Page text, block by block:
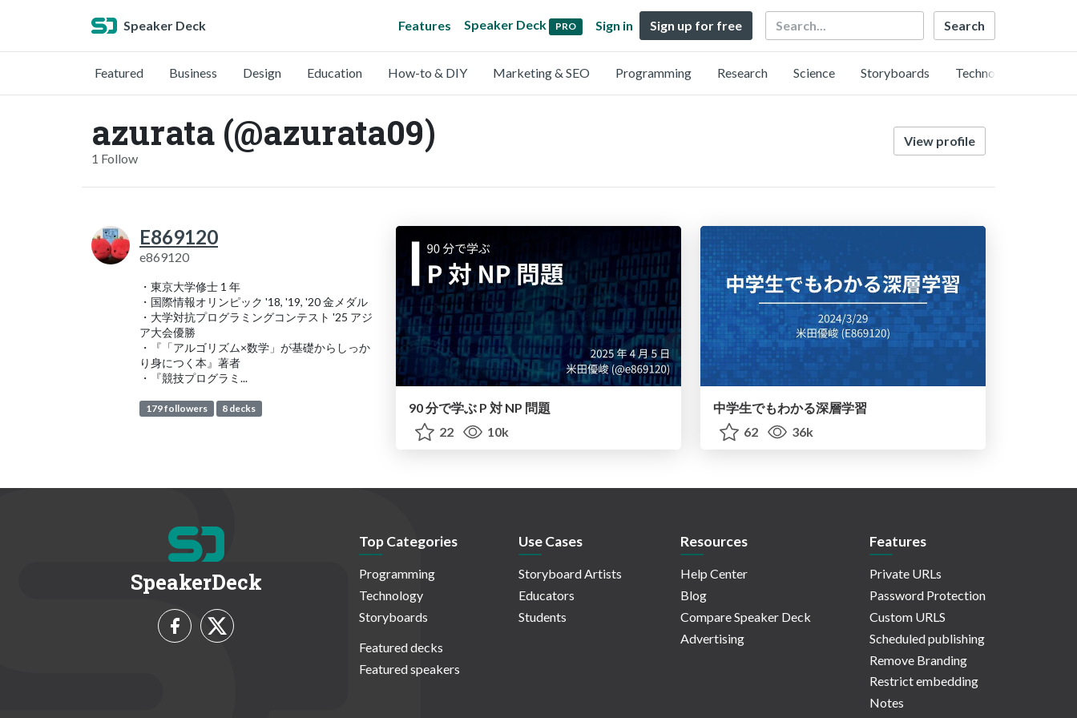
Speaker Deck Features Speaker Deck PRO Sign in Sign up for free Search
Featured Business Design Education How-to & DIY Marketing & SEO Programming Research Science Storyboards Technology
azurata (@azurata09)
1 Follow
View profile
E869120
e869120
・東京大学修士 1 年
・国際情報オリンピック '18, '19, '20 金メダル
・大学対抗プログラミングコンテスト '25 アジ
ア大会優勝
・『「アルゴリズム×数学」が基礎からしっか
り身につく本』著者
・『競技プログラミ...
179 followers 8 decks
90 分で学ぶ P 対 NP 問題
22
10k
中学生でもわかる深層学習
62
36k
SpeakerDeck
Top Categories
Programming
Technology
Storyboards
Featured decks
Featured speakers
Use Cases
Storyboard Artists
Educators
Students
Resources
Help Center
Blog
Compare Speaker Deck
Advertising
Features
Private URLs
Password Protection
Custom URLS
Scheduled publishing
Remove Branding
Restrict embedding
Notes